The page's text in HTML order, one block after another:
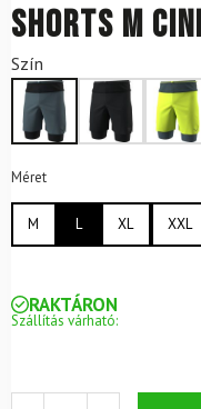
Shorts M
Szín
Méret
M L XL XXL
RAKTÁRON
Szállítás várható: